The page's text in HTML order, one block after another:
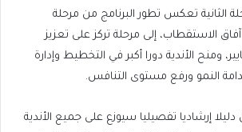
الثانية تعكس تطور البرنامج من مرحلة
الاستقطاب، إلى مرحلة تركز على تعزيز
ومنح الأندية دورا أكبر في التخطيط وإدارة
النمو ورفع مستوى التنافس.
إرشاديا تفصيليا سيوزع على جميع الأندية